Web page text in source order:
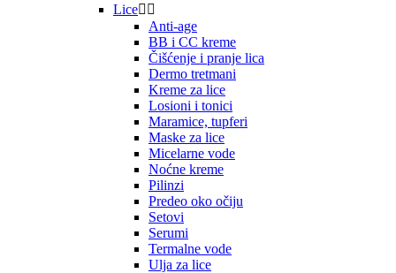
Lice 
Anti-age
BB i CC kreme
Čišćenje i pranje lica
Dermo tretmani
Kreme za lice
Losioni i tonici
Maramice, tupferi
Maske za lice
Micelarne vode
Noćne kreme
Pilinzi
Predeo oko očiju
Setovi
Serumi
Termalne vode
Ulja za lice